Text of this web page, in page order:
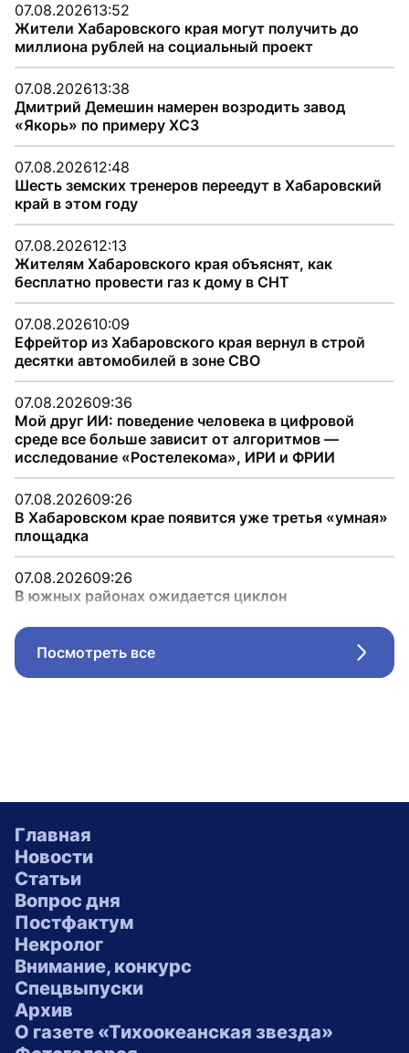
07.08.202613:52
Жители Хабаровского края могут получить до
миллиона рублей на социальный проект
07.08.202613:38
Дмитрий Демешин намерен возродить завод
«Якорь» по примеру ХСЗ
07.08.202612:48
Шесть земских тренеров переедут в Хабаровский
край в этом году
07.08.202612:13
Жителям Хабаровского края объяснят, как
бесплатно провести газ к дому в СНТ
07.08.202610:09
Ефрейтор из Хабаровского края вернул в строй
десятки автомобилей в зоне СВО
07.08.202609:36
Мой друг ИИ: поведение человека в цифровой
среде все больше зависит от алгоритмов —
исследование «Ростелекома», ИРИ и ФРИИ
07.08.202609:26
В Хабаровском крае появится уже третья «умная»
площадка
07.08.202609:26
В южных районах ожидается циклон
Посмотреть все
Главная
Новости
Статьи
Вопрос дня
Постфактум
Некролог
Внимание, конкурс
Спецвыпуски
Архив
О газете «Тихоокеанская звезда»